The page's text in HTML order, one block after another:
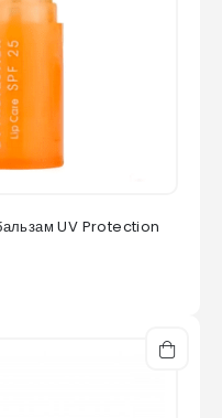
UV Protection